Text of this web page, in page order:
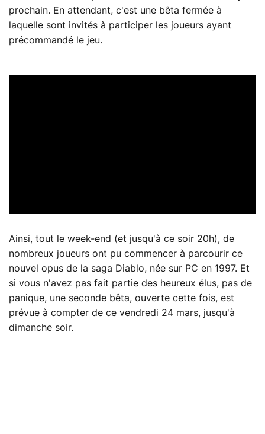
prochain. En attendant, c'est une bêta fermée à
laquelle sont invités à participer les joueurs ayant
précommandé le jeu.
Ainsi, tout le week-end (et jusqu'à ce soir 20h), de
nombreux joueurs ont pu commencer à parcourir ce
nouvel opus de la saga Diablo, née sur PC en 1997. Et
si vous n'avez pas fait partie des heureux élus, pas de
panique, une seconde bêta, ouverte cette fois, est
prévue à compter de ce vendredi 24 mars, jusqu'à
dimanche soir.